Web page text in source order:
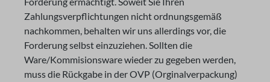
Zahlungsverpflichtungen nicht ordnungsgemäß
nachkommen, behalten wir uns allerdings vor, die
Forderung selbst einzuziehen. Sollten die
Ware/Kommisionsware wieder zu gegeben werden,
muss die Rückgabe in der OVP (Orginalverpackung)